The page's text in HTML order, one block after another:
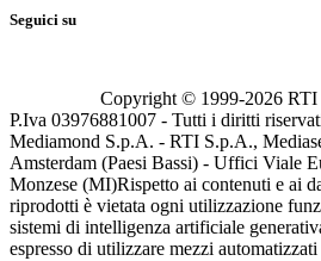
Seguici su
Copyright © 1999-2026 RTI
P.Iva 03976881007 - Tutti i diritti
Mediamond S.p.A. - RTI S.p.A.,
Amsterdam (Paesi Bassi) - Uffici Viale
Monzese (MI)Rispetto ai contenuti e ai
riprodotti è vietata ogni utilizzazione
sistemi di intelligenza artificiale
espresso di utilizzare mezzi